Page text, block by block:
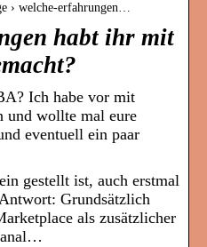
› welche-erfahrungen…
habt ihr mit
Ich habe vor mit
und wollte mal eure
eventuell ein paar
gestellt ist, auch erstmal
Grundsätzlich
als zusätzlicher